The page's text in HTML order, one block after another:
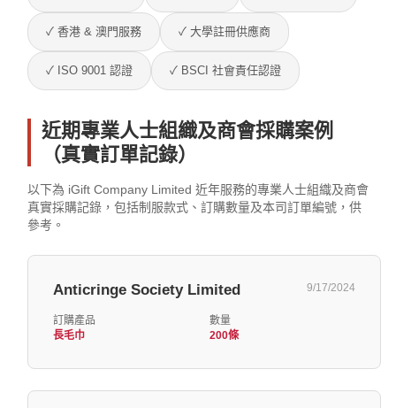
✓ 香港 & 澳門服務 ✓ 大學註冊供應商
✓ ISO 9001 認證 ✓ BSCI 社會責任認證
近期專業人士組織及商會採購案例
（真實訂單記錄）
以下為 iGift Company Limited 近年服務的專業人士組織及商會
真實採購記錄，包括制服款式、訂購數量及本司訂單編號，供
參考。
Anticringe Society Limited 9/17/2024
訂購產品
長毛巾
數量
200條